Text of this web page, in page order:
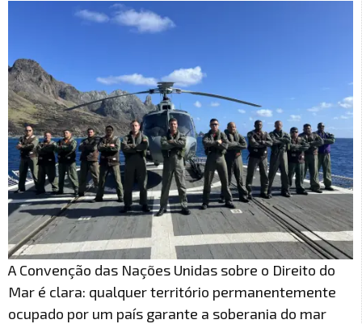
A Convenção das Nações Unidas sobre o Direito do
Mar é clara: qualquer território permanentemente
ocupado por um país garante a soberania do mar